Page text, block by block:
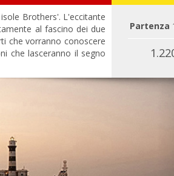
Brothers'. L'eccitante
al fascino dei due
che vorranno conoscere
che lasceranno il segno
Partenza